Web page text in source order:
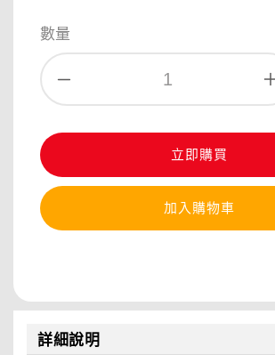
數量
立即購買
加入購物車
詳細說明